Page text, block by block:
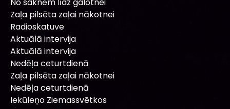
Zaļa pilsēta zaļai nākotnei
Radioskatuve
Aktuālā intervija
Aktuālā intervija
Nedēļa ceturtdienā
Zaļa pilsēta zaļai nākotnei
Nedēļa ceturtdienā
Iekūleņo Ziemassvētkos